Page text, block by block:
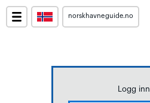
norskhavneguide.no
Logg inn